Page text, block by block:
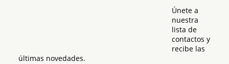
Únete a
nuestra
lista de
contactos y
recibe las
últimas novedades.